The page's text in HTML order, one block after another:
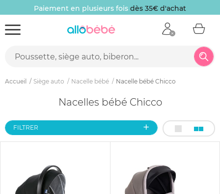
Paiement en plusieurs fois dès 35€ d'achat
Accueil Siège auto Nacelle bébé Nacelle bébé Chicco
Nacelles bébé Chicco
FILTRER